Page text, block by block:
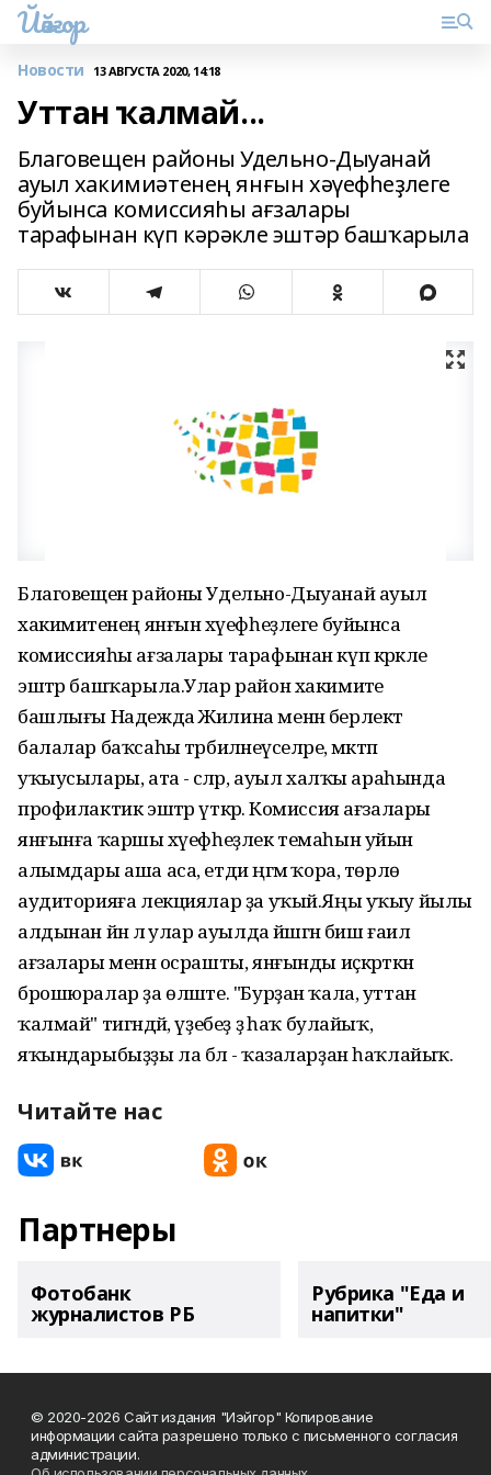
Йәйғор
Новости 13 АВГУСТА 2020, 14:18
Уттан ҡалмай...
Благовещен районы Удельно-Дыуанай
ауыл хакимиәтенең янғын хәүефһеҙлеге
буйынса комиссияһы ағзалары
тарафынан күп кәрәкле эштәр башҡарыла
Благовещен районы Удельно-Дыуанай ауыл
хакимиәтенең янғын хәүефһеҙлеге буйынса
комиссияһы ағзалары тарафынан күп кәрәкле
эштәр башҡарыла.Улар район хакимиәте
башлығы Надежда Жилина менән берлектә
балалар баҡсаһы тәрбиәләнеүселәре, мәктәп
уҡыусылары, ата - әсәләр, ауыл халҡы араһында
профилактик эштәр үткәрә. Комиссия ағзалары
янғынға ҡаршы хәүефһеҙлек темаһын уйын
алымдары аша аса, етди әңгәмә ҡора, төрлө
аудиторияға лекциялар ҙа уҡый.Яңы уҡыу йылы
алдынан йәнә лә улар ауылда йәшәгән биш ғаилә
ағзалары менән осрашты, янғынды иҫкәрткән
брошюралар ҙа өләште. "Бурҙан ҡала, уттан
ҡалмай" тигәндәй, үҙебеҙ ҙә һаҡ булайыҡ,
яҡындарыбыҙҙы ла бәлә - ҡазаларҙан һаҡлайыҡ.
Читайте нас
Партнеры
Фотобанк
журналистов РБ
Рубрика "Еда и
напитки"
© 2020-2026 Сайт издания "Иэйгор" Копирование
информации сайта разрешено только с письменного согласия
администрации.